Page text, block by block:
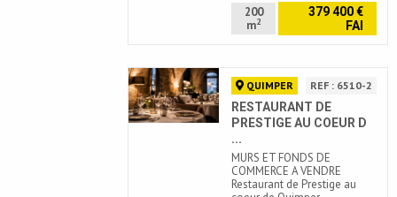
200
m2
379 400 €
FAI
QUIMPER REF : 6510-2
RESTAURANT DE
PRESTIGE AU COEUR D
...
MURS ET FONDS DE
COMMERCE A VENDRE
Restaurant de Prestige au